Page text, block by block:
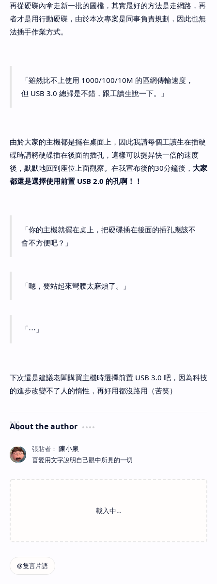
再從硬碟內拿走新一批的圖檔，其實最好的方法是走網路，再
者才是用行動硬碟，由於本次專案是同事負責規劃，因此也無
法插手作業方式。
「雖然比不上使用 1000/100/10M 的區網傳輸速度，
但 USB 3.0 總歸是不錯，跟工讀生說一下。」
由於大家的主機都是擺在桌面上，因此我請每個工讀生在插硬
碟時請將硬碟插在後面的插孔，這樣可以提昇快一倍的速度
後，默默地回到座位上面觀察。在我宣布後的30分鐘後， 大家
都還是選擇使用前置 USB 2.0 的孔啊！！
「你的主機就擺在桌上，把硬碟插在後面的插孔應該不
會不方便吧？」
「嗯，要站起來彎腰太麻煩了。」
「⋯」
下次還是建議老闆購買主機時選擇前置 USB 3.0 吧，因為科技
的進步改變不了人的惰性，再好用都沒路用（苦笑）
About the author
喜愛用文字說明自己眼中所見的一切